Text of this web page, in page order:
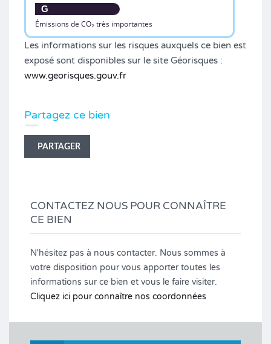
G
Émissions de CO₂ très importantes
Les informations sur les risques auxquels ce bien est
exposé sont disponibles sur le site Géorisques :
www.georisques.gouv.fr
Partagez ce bien
PARTAGER
CONTACTEZ NOUS POUR CONNAÎTRE
CE BIEN
N'hésitez pas à nous contacter. Nous sommes à
votre disposition pour vous apporter toutes les
informations sur ce bien et vous le faire visiter.
Cliquez ici pour connaître nos coordonnées